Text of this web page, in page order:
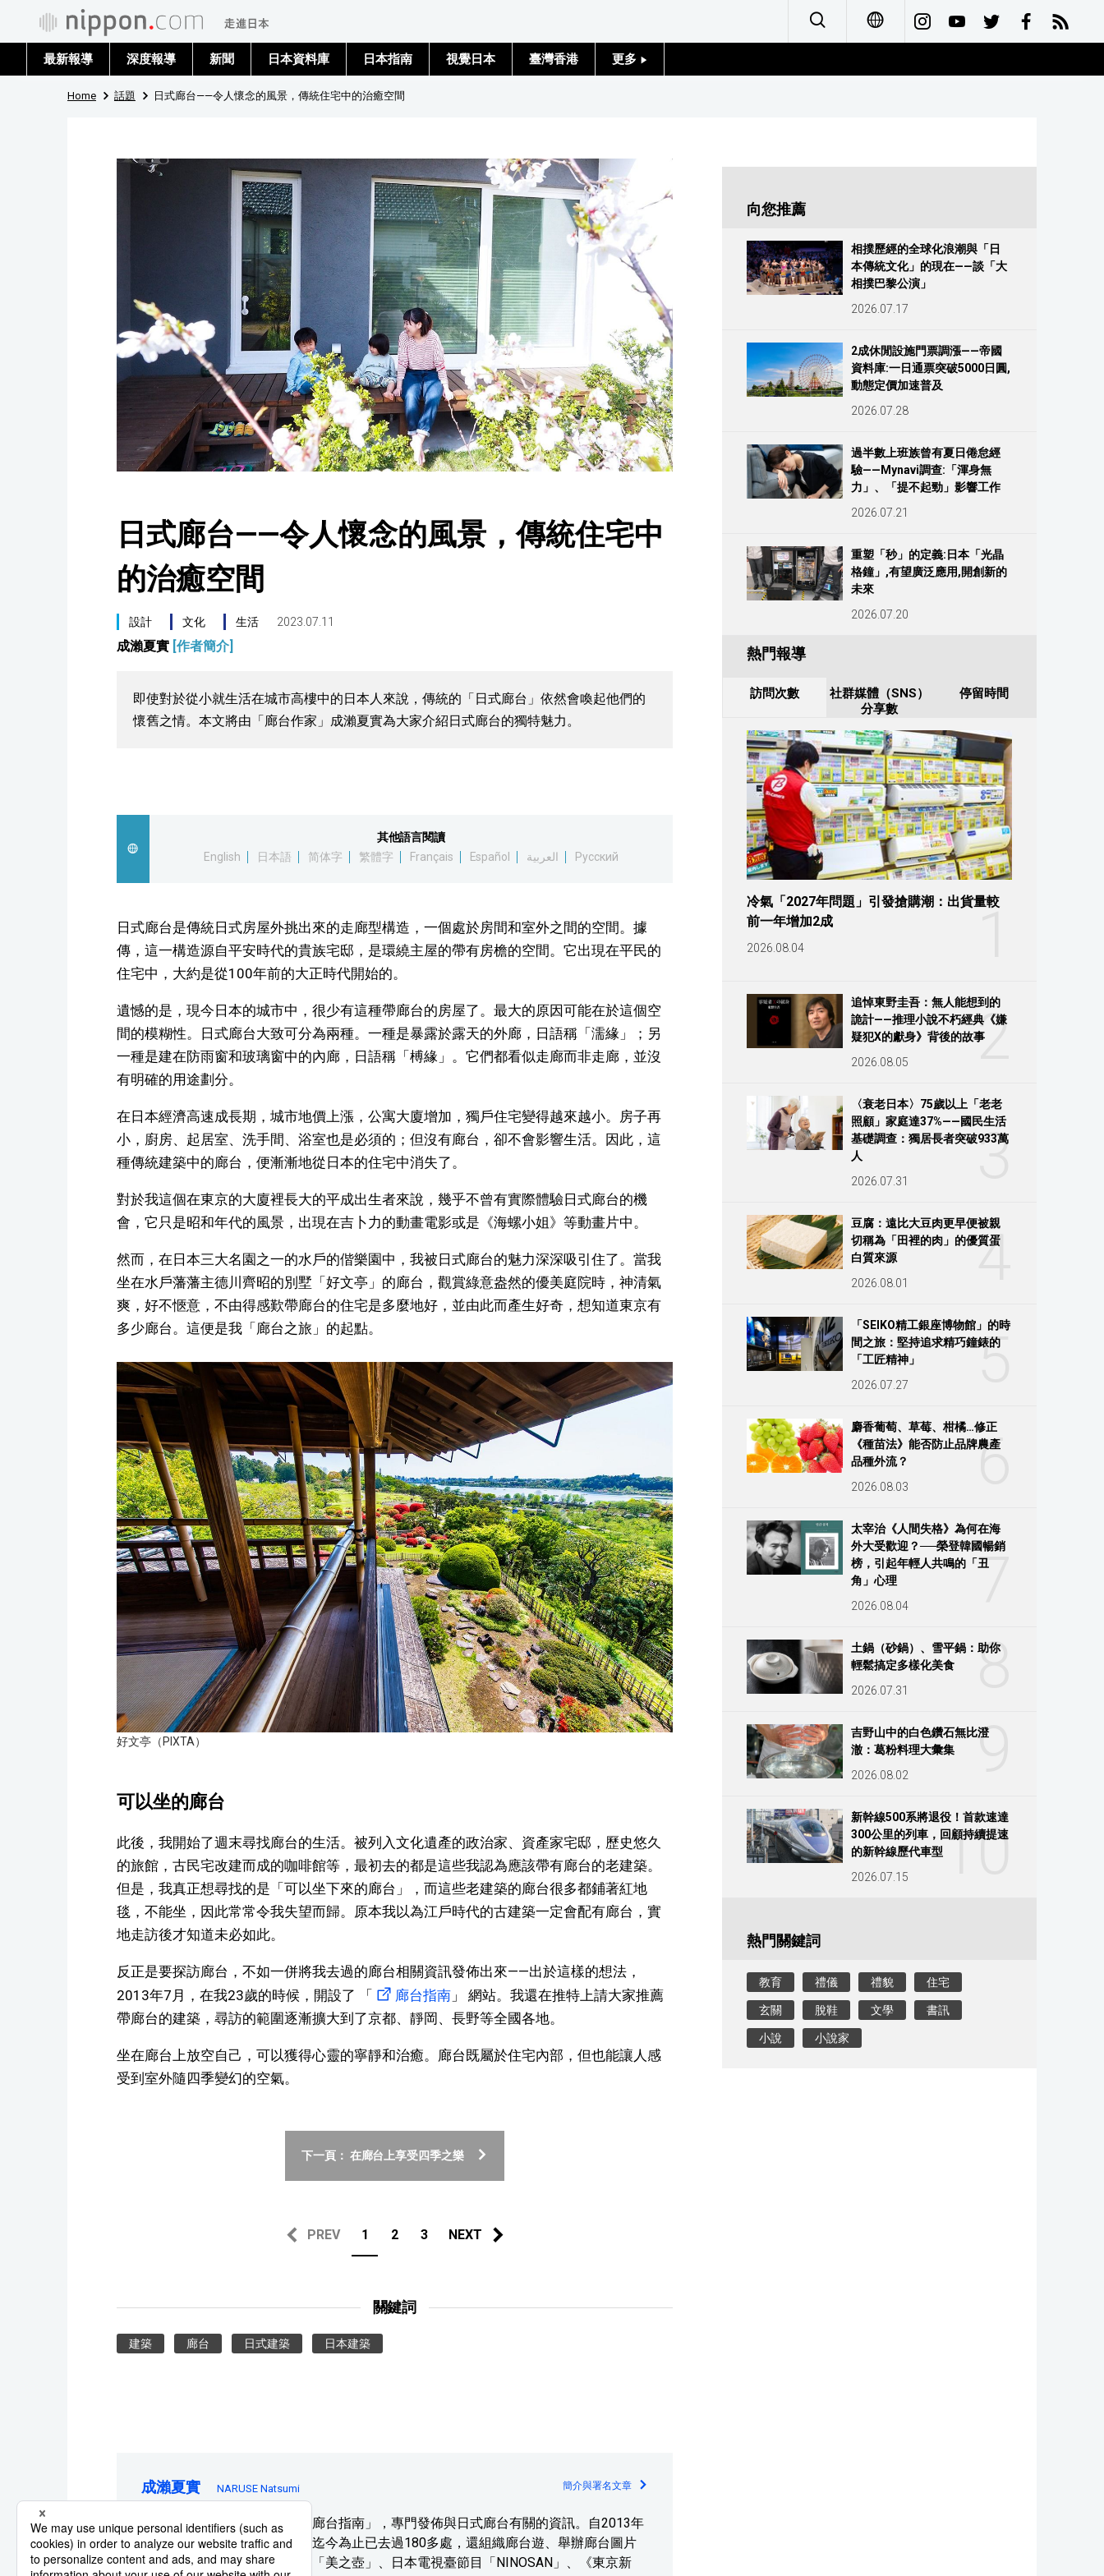
العربية
Русский
最新報導 深度報導 新聞 日本資料庫 日本指南 視覺日本 臺灣香港 更多
政治外交
社會
財經
科學技術
生活
運動
東京
編輯部通知
Home 話題 日式廊台——令人懷念的風景，傳統住宅中的治癒空間
日式廊台——令人懷念的風景，傳統住宅中
的治癒空間
設計 文化 生活 2023.07.11
成瀨夏實 [作者簡介]
即使對於從小就生活在城市高樓中的日本人來說，傳統的「日式廊台」依然會喚起他們的
懷舊之情。本文將由「廊台作家」成瀨夏實為大家介紹日式廊台的獨特魅力。
其他語言閱讀
English
日本語 简体字 繁體字 Français Español العربية Русский
日式廊台是傳統日式房屋外挑出來的走廊型構造，一個處於房間和室外之間的空間。據
傳，這一構造源自平安時代的貴族宅邸，是環繞主屋的帶有房檐的空間。它出現在平民的
住宅中，大約是從100年前的大正時代開始的。
遺憾的是，現今日本的城市中，很少有這種帶廊台的房屋了。最大的原因可能在於這個空
間的模糊性。日式廊台大致可分為兩種。一種是暴露於露天的外廊，日語稱「濡緣」；另
一種是建在防雨窗和玻璃窗中的內廊，日語稱「榑緣」。它們都看似走廊而非走廊，並沒
有明確的用途劃分。
在日本經濟高速成長期，城市地價上漲，公寓大廈增加，獨戶住宅變得越來越小。房子再
小，廚房、起居室、洗手間、浴室也是必須的；但沒有廊台，卻不會影響生活。因此，這
種傳統建築中的廊台，便漸漸地從日本的住宅中消失了。
對於我這個在東京的大廈裡長大的平成出生者來說，幾乎不曾有實際體驗日式廊台的機
會，它只是昭和年代的風景，出現在吉卜力的動畫電影或是《海螺小姐》等動畫片中。
然而，在日本三大名園之一的水戶的偕樂園中，我被日式廊台的魅力深深吸引住了。當我
坐在水戶藩藩主德川齊昭的別墅「好文亭」的廊台，觀賞綠意盎然的優美庭院時，神清氣
爽，好不愜意，不由得感歎帶廊台的住宅是多麼地好，並由此而產生好奇，想知道東京有
多少廊台。這便是我「廊台之旅」的起點。
好文亭（PIXTA）
可以坐的廊台
此後，我開始了週末尋找廊台的生活。被列入文化遺產的政治家、資產家宅邸，歷史悠久
的旅館，古民宅改建而成的咖啡館等，最初去的都是這些我認為應該帶有廊台的老建築。
但是，我真正想尋找的是「可以坐下來的廊台」，而這些老建築的廊台很多都鋪著紅地
毯，不能坐，因此常常令我失望而歸。原本我以為江戶時代的古建築一定會配有廊台，實
地走訪後才知道未必如此。
反正是要探訪廊台，不如一併將我去過的廊台相關資訊發佈出來——出於這樣的想法，
2013年7月，在我23歲的時候，開設了 「
廊台指南」 網站。我還在推特上請大家推薦
帶廊台的建築，尋訪的範圍逐漸擴大到了京都、靜岡、長野等全國各地。
坐在廊台上放空自己，可以獲得心靈的寧靜和治癒。廊台既屬於住宅內部，但也能讓人感
受到室外隨四季變幻的空氣。
下一頁： 在廊台上享受四季之樂
PREV 1 2 3 NEXT
關鍵詞
建築 廊台 日式建築 日本建築
成瀨夏實 NARUSE Natsumi 簡介與署名文章
日式廊台愛好者。開設網站「廊台指南」，專門發佈與日式廊台有關的資訊。自2013年
起走訪日本全國各地的廊台，迄今為止已去過180多處，還組織廊台遊、舉辦廊台圖片
展等。曾多次被NHK電視節目「美之壺」、日本電視臺節目「NINOSAN」、《東京新
向您推薦
相撲歷經的全球化浪潮與「日
本傳統文化」的現在——談「大
相撲巴黎公演」
2026.07.17
2成休閒設施門票調漲——帝國
資料庫:一日通票突破5000日圓,
動態定價加速普及
2026.07.28
過半數上班族曾有夏日倦怠經
驗——Mynavi調查:「渾身無
力」、「提不起勁」影響工作
2026.07.21
重塑「秒」的定義:日本「光晶
格鐘」,有望廣泛應用,開創新的
未來
2026.07.20
熱門報導
訪問次數
社群媒體（SNS）
分享數
停留時間
冷氣「2027年問題」引發搶購潮：出貨量較
前一年增加2成
2026.08.04
2
追悼東野圭吾：無人能想到的
詭計——推理小說不朽經典《嫌
疑犯X的獻身》背後的故事
2026.08.05
3
〈衰老日本〉75歲以上「老老
照顧」家庭達37%——國民生活
基礎調查：獨居長者突破933萬
人
2026.07.31
4
豆腐：遠比大豆肉更早便被親
切稱為「田裡的肉」的優質蛋
白質來源
2026.08.01
5
「SEIKO精工銀座博物館」的時
間之旅：堅持追求精巧鐘錶的
「工匠精神」
2026.07.27
6
麝香葡萄、草莓、柑橘…修正
《種苗法》能否防止品牌農產
品種外流？
2026.08.03
7
太宰治《人間失格》為何在海
外大受歡迎？──榮登韓國暢銷
榜，引起年輕人共鳴的「丑
角」心理
2026.08.04
8
土鍋（砂鍋）、雪平鍋：助你
輕鬆搞定多樣化美食
2026.07.31
9
吉野山中的白色鑽石無比澄
澈：葛粉料理大彙集
2026.08.02
10
新幹線500系將退役！首款速達
300公里的列車，回顧持續提速
的新幹線歷代車型
2026.07.15
熱門關鍵詞
教育 禮儀 禮貌 住宅
玄關 脫鞋 文學 書訊
小說 小說家